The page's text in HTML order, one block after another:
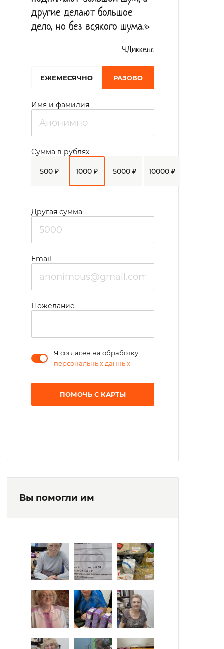
другие делают большое
дело, но без всякого шума.»
Ч.Диккенс
EЖЕМЕСЯЧНО РАЗОВО
Имя и фамилия
500 ₽ 1000 ₽ 5000 ₽ 10000 ₽
Сумма в рублях
Другая сумма
Email
Пожелание
Я согласен на обработку
персональных данных
ПОМОЧЬ С КАРТЫ
Вы помогли им